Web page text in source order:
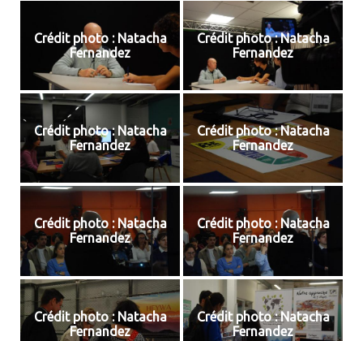
Crédit photo : Natacha
Fernandez
Crédit photo : Natacha
Fernandez
Crédit photo : Natacha
Fernandez
Crédit photo : Natacha
Fernandez
Crédit photo : Natacha
Fernandez
Crédit photo : Natacha
Fernandez
Crédit photo : Natacha
Fernandez
Crédit photo : Natacha
Fernandez